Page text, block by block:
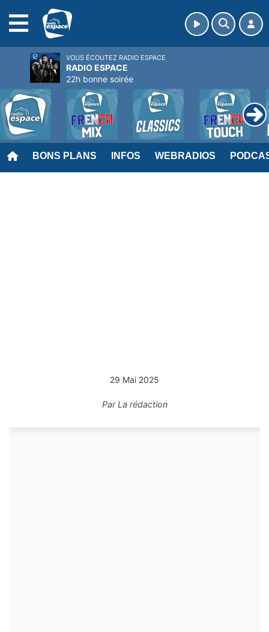
BONS PLANS INFOS WEBRADIOS
29 Mai 2025
ParLa rédaction
VOUS ÉCOUTEZ RADIO ESPACE
RADIO ESPACE
22h bonne soirée